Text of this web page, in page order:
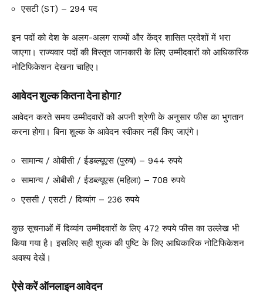
एसटी (ST) – 294 पद
इन पदों को देश के अलग-अलग राज्यों और केंद्र शासित प्रदेशों में भरा
जाएगा। राज्यवार पदों की विस्तृत जानकारी के लिए उम्मीदवारों को आधिकारिक
नोटिफिकेशन देखना चाहिए।
आवेदन शुल्क कितना देना होगा?
आवेदन करते समय उम्मीदवारों को अपनी श्रेणी के अनुसार फीस का भुगतान
करना होगा। बिना शुल्क के आवेदन स्वीकार नहीं किए जाएंगे।
सामान्य / ओबीसी / ईडब्ल्यूएस (पुरुष) – 944 रुपये
सामान्य / ओबीसी / ईडब्ल्यूएस (महिला) – 708 रुपये
एससी / एसटी / दिव्यांग – 236 रुपये
कुछ सूचनाओं में दिव्यांग उम्मीदवारों के लिए 472 रुपये फीस का उल्लेख भी
किया गया है। इसलिए सही शुल्क की पुष्टि के लिए आधिकारिक नोटिफिकेशन
अवश्य देखें।
ऐसे करें ऑनलाइन आवेदन